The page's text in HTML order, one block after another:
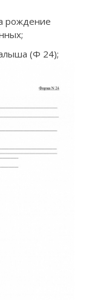
рождение
(Ф 24);